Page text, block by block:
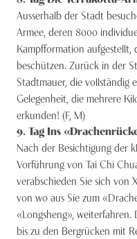
Ausserhalb der Stadt
Armee, deren 8000
Kampfformation aufgestellt,
beschützen. Zurück in der
Stadtmauer, die vollständig
Gelegenheit, die mehrere
erkunden! (F, M)
9. Tag Ins
Nach der Besichtigung der
Vorführung von Tai Chi
verabschieden Sie sich von
von wo aus Sie zum
«Longsheng»,
bis zu den Bergrücken mit